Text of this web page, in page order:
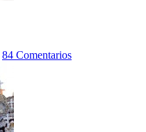
84 Comentarios